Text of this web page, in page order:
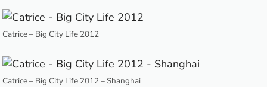
Catrice – Big City Life 2012
Catrice – Big City Life 2012 – Shanghai